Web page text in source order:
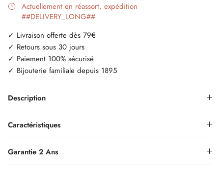
Actuellement en réassort, expédition
##DELIVERY_LONG##
✓ Livraison offerte dès 79€
✓ Retours sous 30 jours
✓ Paiement 100% sécurisé
✓ Bijouterie familiale depuis 1895
Description
Caractéristiques
Garantie 2 Ans